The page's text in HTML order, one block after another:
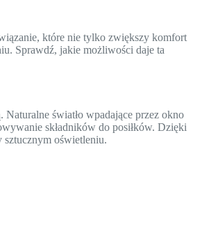
które nie tylko zwiększy komfort
Sprawdź, jakie możliwości daje ta
światło wpadające przez okno
składników do posiłków. Dzięki
sztucznym oświetleniu.